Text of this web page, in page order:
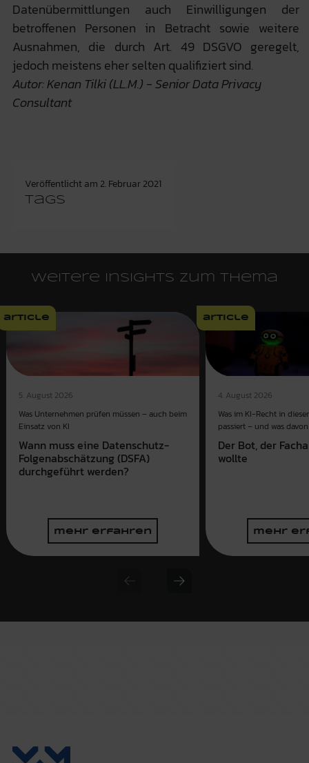
Datenübermittlungen auch Einwilligungen der
betroffenen Personen in Betracht sowie weitere
Ausnahmen, die durch Art. 49 DSGVO geregelt,
jedoch meistens eher selten qualifiziert sind.
Autor: Kenan Tilki (LL.M.) - Senior Data Privacy
Consultant
Veröffentlicht am 2. Februar 2021
Tags
Weitere Insights zum Thema
article
5. August 2026
Was Unternehmen prüfen müssen – auch beim
Einsatz von KI
Wann muss eine Datenschutz-
Folgenabschätzung (DSFA)
durchgeführt werden?
mehr erfahren
article
4. August 2026
Was im KI-Recht in
passiert – und was
Der Bot, der
wollte
mehr
Previous slide
Next slide